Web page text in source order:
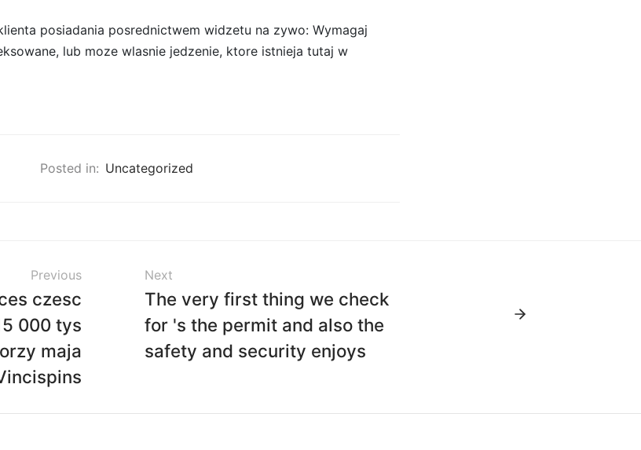
posiadania posrednictwem widzetu na zywo: Wymagaj
lub moze wlasnie jedzenie, ktore istnieja tutaj w
Posted in: Uncategorized
Previous
czesc
000 tys
maja
Next
The very first thing we check
for 's the permit and also the
safety and security enjoys